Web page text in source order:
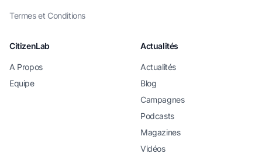
Termes et Conditions
CitizenLab
A Propos
Equipe
Actualités
Actualités
Blog
Campagnes
Podcasts
Magazines
Vidéos